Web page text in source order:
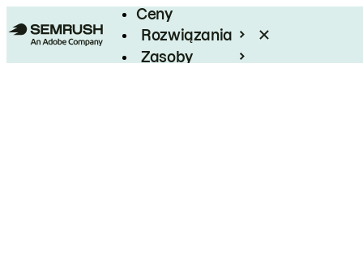
Ceny
Rozwiązania
Zasoby